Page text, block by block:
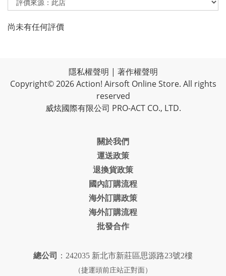
尚未有任何評價
隱私權聲明 | 著作權聲明
Copyright© 2026 Action! Airsoft Online Store. All rights
reserved
威炫國際有限公司 PRO-ACT CO., LTD.
關於我們
運送政策
退換貨政策
國內訂購流程
海外訂購政策
海外訂購流程
批發合作
總公司 ：242035 新北市新莊區思源路23號2樓
（捷運頭前庄站正對面）